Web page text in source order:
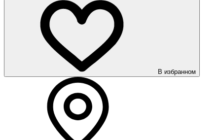
В избранном